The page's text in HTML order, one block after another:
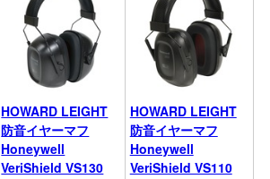
HOWARD LEIGHT
防音イヤーマフ
Honeywell
VeriShield VS130
HOWARD LEIGHT
防音イヤーマフ
Honeywell
VeriShield VS110